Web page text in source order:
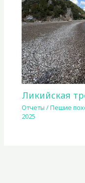
Ликийская
Отчеты /Пешие
2025